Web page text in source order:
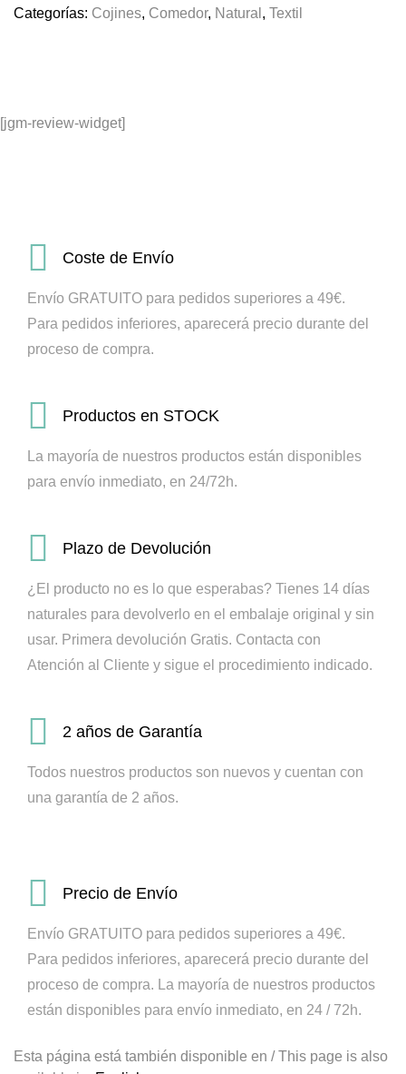
Categorías: Cojines, Comedor, Natural , Textil
[jgm-review-widget]
Coste de Envío
Envío GRATUITO para pedidos superiores a 49€.
Para pedidos inferiores, aparecerá precio durante del
proceso de compra.
Productos en STOCK
La mayoría de nuestros productos están disponibles
para envío inmediato, en 24/72h.
Plazo de Devolución
¿El producto no es lo que esperabas? Tienes 14 días
naturales para devolverlo en el embalaje original y sin
usar. Primera devolución Gratis. Contacta con
Atención al Cliente y sigue el procedimiento indicado.
2 años de Garantía
Todos nuestros productos son nuevos y cuentan con
una garantía de 2 años.
Precio de Envío
Envío GRATUITO para pedidos superiores a 49€.
Para pedidos inferiores, aparecerá precio durante del
proceso de compra. La mayoría de nuestros productos
están disponibles para envío inmediato, en 24 / 72h.
Esta página está también disponible en / This page is also